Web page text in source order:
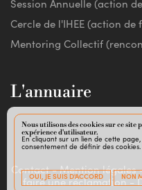
Session Annuelle (action
Cercle de l'IHEE (action de
Mentoring Collectif
L'annuaire
Contact-Mention légales
faire une réclamation-
Nous utilisons des cookies sur ce
expérience d'utilisateur.
En cliquant sur un lien de cette
consentement de définir des cookies.
OUI, JE SUIS D'ACCORD NON